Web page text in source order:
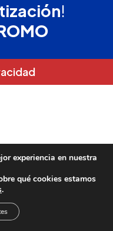
!
experiencia en nuestra
qué cookies estamos
.